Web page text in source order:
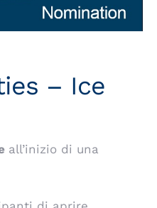
– Ice
all’inizio di una